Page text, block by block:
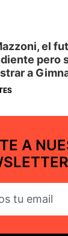
el
pero
a
A